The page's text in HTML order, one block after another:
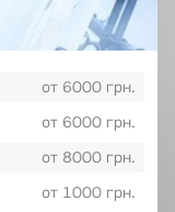
от 6000 грн.
от 6000 грн.
от 8000 грн.
от 1000 грн.